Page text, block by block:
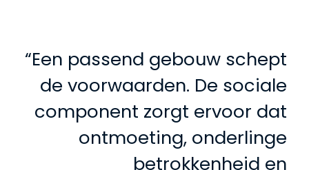
“Een passend gebouw schept
de voorwaarden. De sociale
component zorgt ervoor dat
ontmoeting, onderlinge
betrokkenheid en